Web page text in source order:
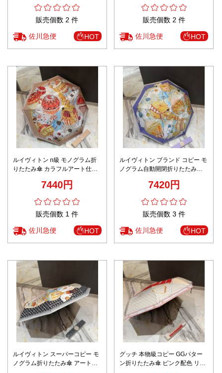
販売個数 2 件
佐川急便 HOT
販売個数 2 件
佐川急便 HOT
ルイヴィトン n級 モノグラム折
りたたみ傘 カラフルアート仕様
7440円
販売個数 1 件
佐川急便 HOT
ルイヴィトン ブランド コピー モ
ノグラム自動開閉折りたたみ傘
7420円
販売個数 3 件
佐川急便 HOT
ルイヴィトン スーパーコピー モ
ノグラム折りたたみ傘 アートプ
グッチ 本物級コピー GGパター
ン折りたたみ傘 ピンク配色 リピ